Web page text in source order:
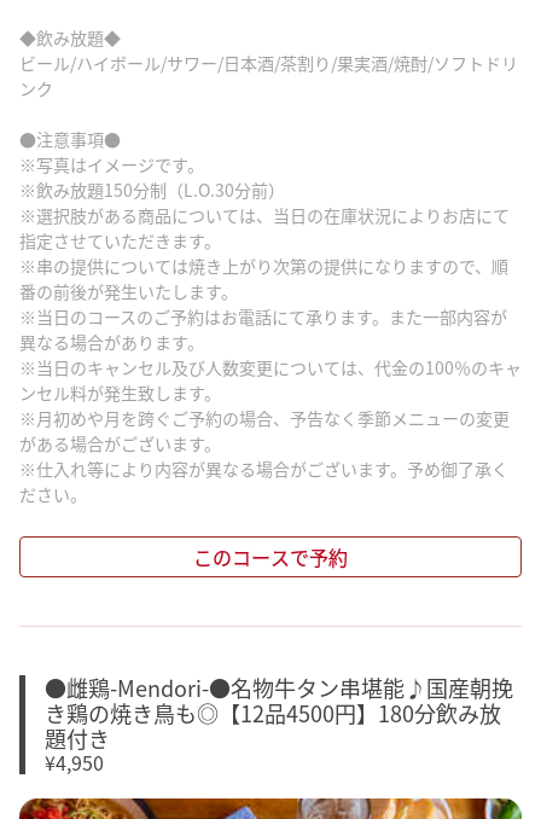
◆飲み放題◆
ビール/ハイボール/サワー/日本酒/茶割り/果実酒/焼酎/ソフトドリ
ンク
●注意事項●
※写真はイメージです。
※飲み放題150分制（L.O.30分前）
※選択肢がある商品については、当日の在庫状況によりお店にて
指定させていただきます。
※串の提供については焼き上がり次第の提供になりますので、順
番の前後が発生いたします。
※当日のコースのご予約はお電話にて承ります。また一部内容が
異なる場合があります。
※当日のキャンセル及び人数変更については、代金の100％のキャ
ンセル料が発生致します。
※月初めや月を跨ぐご予約の場合、予告なく季節メニューの変更
がある場合がございます。
※仕入れ等により内容が異なる場合がございます。予め御了承く
ださい。
このコースで予約
●雌鶏-Mendori-●名物牛タン串堪能♪国産朝挽
き鶏の焼き鳥も◎【12品4500円】180分飲み放
題付き
¥4,950